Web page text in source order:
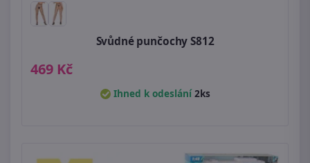
Svůdné punčochy S812
469 Kč
Ihned k odeslání2ks